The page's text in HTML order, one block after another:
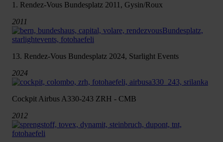
1. Rendez-Vous Bundesplatz 2011, Gysin/Roux
2011
13. Rendez-Vous Bundesplatz 2024, Starlight Events
2024
Cockpit Airbus A330-243 ZRH - CMB
2012